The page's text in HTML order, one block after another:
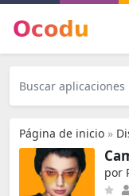
Página de inicio »
por